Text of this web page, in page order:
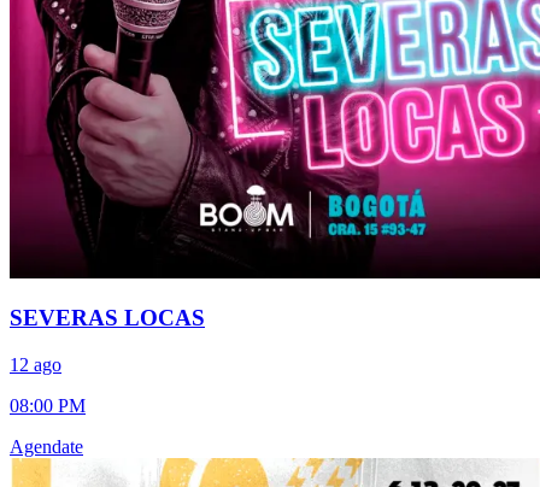
SEVERAS LOCAS
12 ago
08:00 PM
Agendate